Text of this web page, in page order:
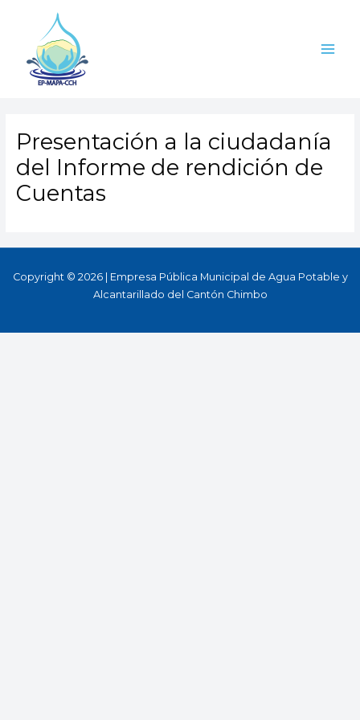
contenido
Presentación a la ciudadanía
del Informe de rendición de
Cuentas
Copyright © 2026 | Empresa Pública Municipal de Agua Potable y
Alcantarillado del Cantón Chimbo